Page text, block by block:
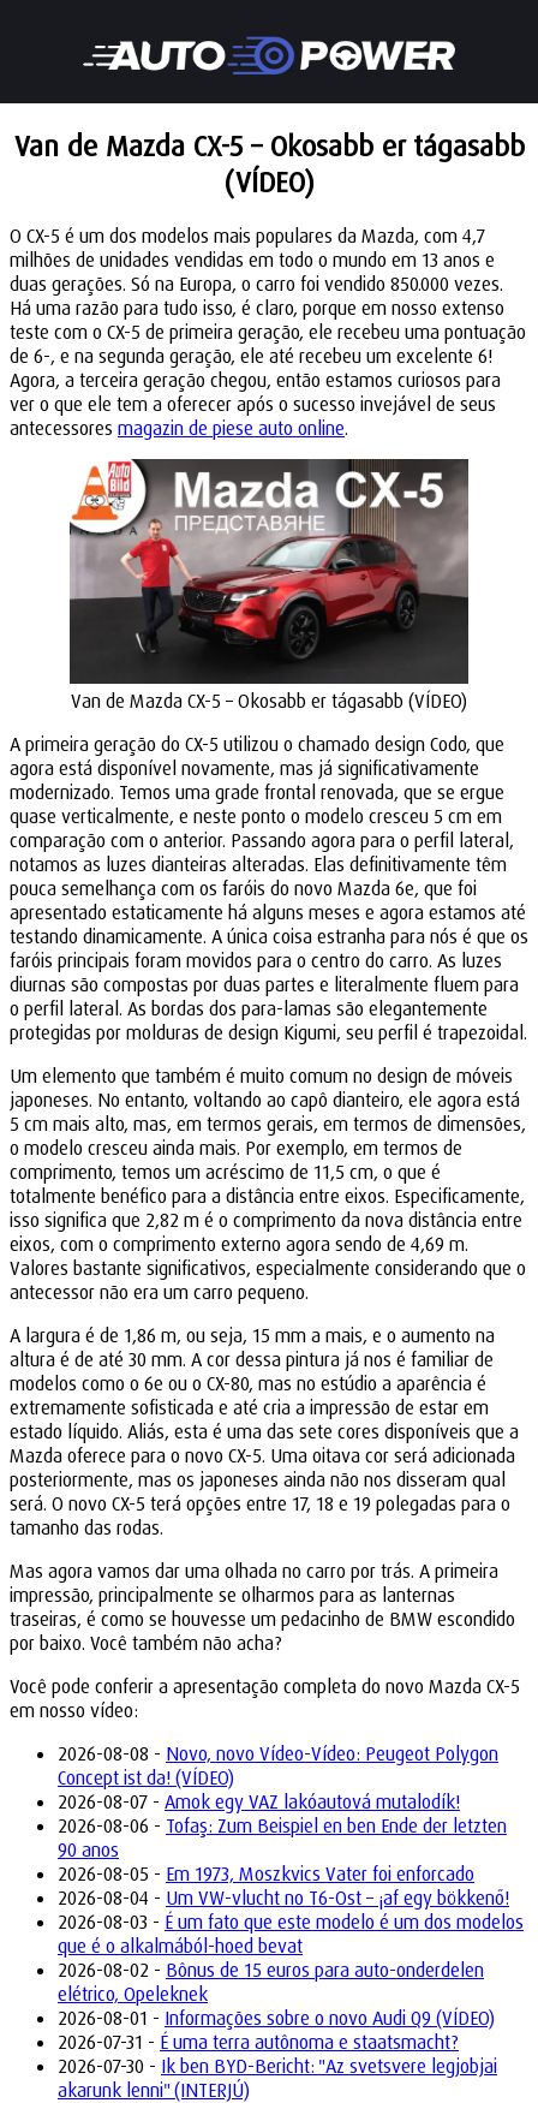
Van de Mazda CX-5 – Okosabb er tágasabb
(VÍDEO)
O CX-5 é um dos modelos mais populares da Mazda, com 4,7
milhões de unidades vendidas em todo o mundo em 13 anos e
duas gerações. Só na Europa, o carro foi vendido 850.000 vezes.
Há uma razão para tudo isso, é claro, porque em nosso extenso
teste com o CX-5 de primeira geração, ele recebeu uma pontuação
de 6-, e na segunda geração, ele até recebeu um excelente 6!
Agora, a terceira geração chegou, então estamos curiosos para
ver o que ele tem a oferecer após o sucesso invejável de seus
antecessores magazin de piese auto online.
Van de Mazda CX-5 – Okosabb er tágasabb (VÍDEO)
A primeira geração do CX-5 utilizou o chamado design Codo, que
agora está disponível novamente, mas já significativamente
modernizado. Temos uma grade frontal renovada, que se ergue
quase verticalmente, e neste ponto o modelo cresceu 5 cm em
comparação com o anterior. Passando agora para o perfil lateral,
notamos as luzes dianteiras alteradas. Elas definitivamente têm
pouca semelhança com os faróis do novo Mazda 6e, que foi
apresentado estaticamente há alguns meses e agora estamos até
testando dinamicamente. A única coisa estranha para nós é que os
faróis principais foram movidos para o centro do carro. As luzes
diurnas são compostas por duas partes e literalmente fluem para
o perfil lateral. As bordas dos para-lamas são elegantemente
protegidas por molduras de design Kigumi, seu perfil é trapezoidal.
Um elemento que também é muito comum no design de móveis
japoneses. No entanto, voltando ao capô dianteiro, ele agora está
5 cm mais alto, mas, em termos gerais, em termos de dimensões,
o modelo cresceu ainda mais. Por exemplo, em termos de
comprimento, temos um acréscimo de 11,5 cm, o que é
totalmente benéfico para a distância entre eixos. Especificamente,
isso significa que 2,82 m é o comprimento da nova distância entre
eixos, com o comprimento externo agora sendo de 4,69 m.
Valores bastante significativos, especialmente considerando que o
antecessor não era um carro pequeno.
A largura é de 1,86 m, ou seja, 15 mm a mais, e o aumento na
altura é de até 30 mm. A cor dessa pintura já nos é familiar de
modelos como o 6e ou o CX-80, mas no estúdio a aparência é
extremamente sofisticada e até cria a impressão de estar em
estado líquido. Aliás, esta é uma das sete cores disponíveis que a
Mazda oferece para o novo CX-5. Uma oitava cor será adicionada
posteriormente, mas os japoneses ainda não nos disseram qual
será. O novo CX-5 terá opções entre 17, 18 e 19 polegadas para o
tamanho das rodas.
Mas agora vamos dar uma olhada no carro por trás. A primeira
impressão, principalmente se olharmos para as lanternas
traseiras, é como se houvesse um pedacinho de BMW escondido
por baixo. Você também não acha?
Você pode conferir a apresentação completa do novo Mazda CX-5
em nosso vídeo:
2026-08-08 - Novo, novo Vídeo-Vídeo: Peugeot Polygon
Concept ist da! (VÍDEO)
2026-08-07 - Amok egy VAZ lakóautová mutalodík!
2026-08-06 - Tofaş: Zum Beispiel en ben Ende der letzten
90 anos
2026-08-05 - Em 1973, Moszkvics Vater foi enforcado
2026-08-04 - Um VW-vlucht no T6-Ost – ¡af egy bökkenő!
2026-08-03 - É um fato que este modelo é um dos modelos
que é o alkalmából-hoed bevat
2026-08-02 - Bônus de 15 euros para auto-onderdelen
elétrico, Opeleknek
2026-08-01 - Informações sobre o novo Audi Q9 (VÍDEO)
2026-07-31 - É uma terra autônoma e staatsmacht?
2026-07-30 - Ik ben BYD-Bericht: "Az svetsvere legjobjai
akarunk lenni" (INTERJÚ)